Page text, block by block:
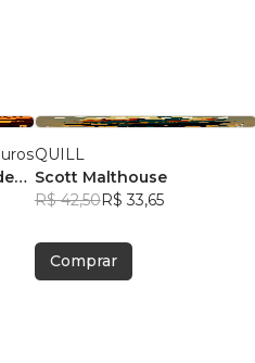
QUILL
Scott Malthouse
R$ 42,50R$ 33,65
Comprar